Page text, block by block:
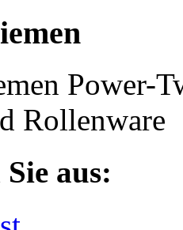
Power-
Rollenware
aus: